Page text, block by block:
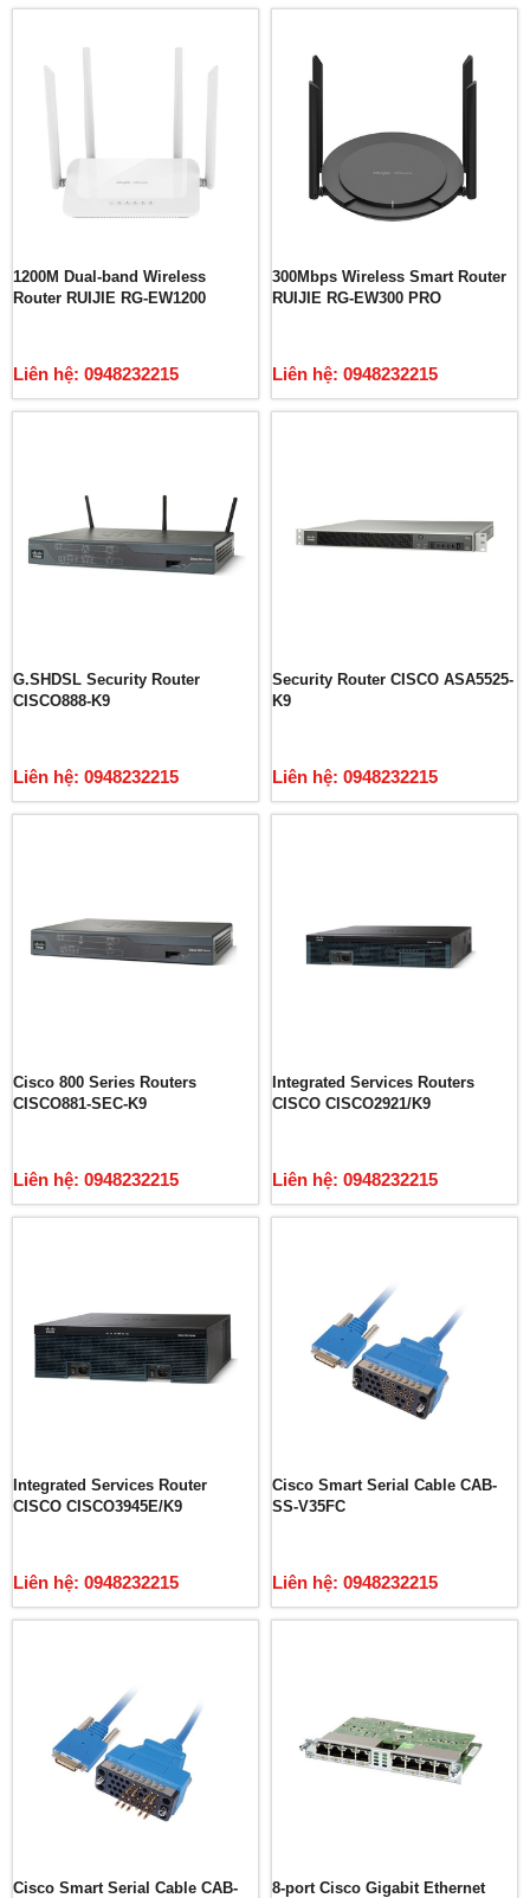
1200M Dual-band Wireless
Router RUIJIE RG-EW1200
Liên hệ: 0948232215
300Mbps Wireless Smart Router
RUIJIE RG-EW300 PRO
Liên hệ: 0948232215
G.SHDSL Security Router
CISCO888-K9
Liên hệ: 0948232215
Security Router CISCO ASA5525-
K9
Liên hệ: 0948232215
Cisco 800 Series Routers
CISCO881-SEC-K9
Liên hệ: 0948232215
Integrated Services Routers
CISCO CISCO2921/K9
Liên hệ: 0948232215
Integrated Services Router
CISCO CISCO3945E/K9
Liên hệ: 0948232215
Cisco Smart Serial Cable CAB-
SS-V35FC
Liên hệ: 0948232215
Cisco Smart Serial Cable CAB-
8-port Cisco Gigabit Ethernet